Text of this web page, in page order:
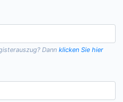
? Dann klicken Sie hier